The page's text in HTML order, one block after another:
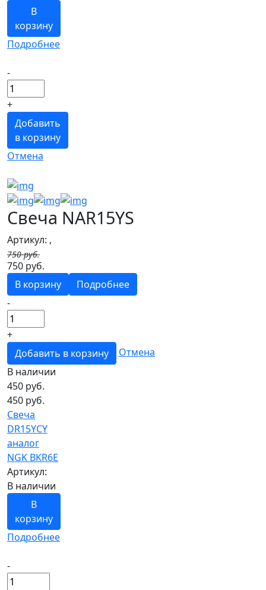
В
корзину
Подробнее
-
+
Добавить
в корзину
Отмена
Свеча NAR15YS
Артикул: ,
750 руб.
750 руб.
В корзину
Подробнее
-
+
Добавить в корзину
Отмена
В наличии
450 руб.
450 руб.
Свеча
DR15YCY
аналог
NGK BKR6E
Артикул:
В наличии
В
корзину
Подробнее
-